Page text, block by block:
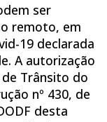
ser
remoto, em
19 declarada
A autorização
Trânsito do
nº 430, de
desta